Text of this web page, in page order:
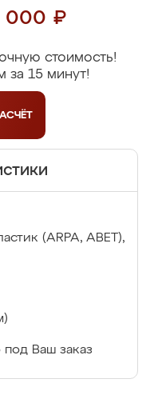
000 ₽
стоимость!
за 15 минут!
(ARPA, ABET),
Ваш заказ